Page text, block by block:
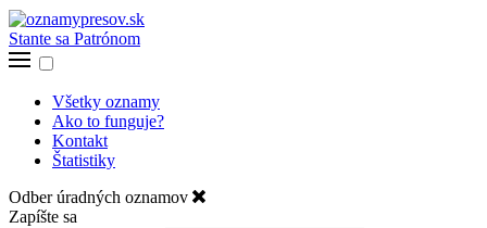
Stante sa Patrónom
Všetky oznamy
Ako to funguje?
Kontakt
Štatistiky
Odber úradných oznamov
Zapíšte sa